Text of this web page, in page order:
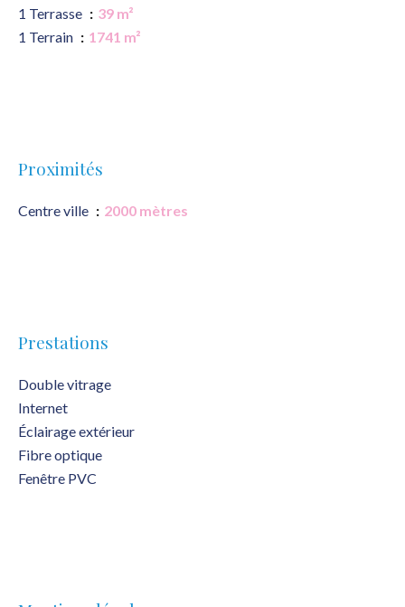
1 Terrasse
39 m²
1 Terrain
1741 m²
Proximités
Centre ville 2000 mètres
Prestations
Double vitrage
Internet
Éclairage extérieur
Fibre optique
Fenêtre PVC